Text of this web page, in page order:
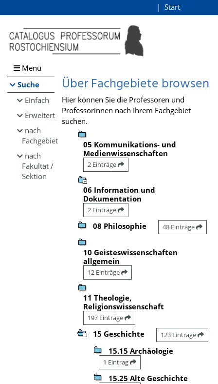
Browsen
direkt zum Inhalt
Start
Menü
Suche
Einfach
Erweitert
nach
Fachgebiet
nach
Fakultät /
Sektion
Über Fachgebiete browsen
Hier können Sie die Professoren und
Professorinnen nach Ihrem Fachgebiet
suchen.
05 Kommunikations- und
Medienwissenschaften
2 Einträge
06 Information und
Dokumentation
2 Einträge
08 Philosophie 48 Einträge
10 Geisteswissenschaften
allgemein
12 Einträge
11 Theologie,
Religionswissenschaft
197 Einträge
15 Geschichte 123 Einträge
15.15 Archäologie
1 Eintrag
15.25 Alte Geschichte